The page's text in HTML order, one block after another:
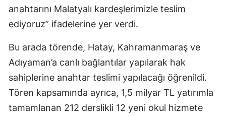
anahtarını Malatyalı kardeşlerimizle teslim
ediyoruz” ifadelerine yer verdi.
Bu arada törende, Hatay, Kahramanmaraş ve
Adıyaman’a canlı bağlantılar yapılarak hak
sahiplerine anahtar teslimi yapılacağı öğrenildi.
Tören kapsamında ayrıca, 1,5 milyar TL yatırımla
tamamlanan 212 derslikli 12 yeni okul hizmete